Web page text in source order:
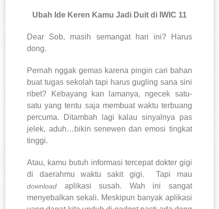
Ubah Ide Keren Kamu Jadi Duit di IWIC 11
Dear Sob, masih semangat hari ini? Harus
dong.
Pernah nggak gemas karena pingin cari bahan
buat tugas sekolah tapi harus gugling sana sini
ribet? Kebayang kan lamanya, ngecek satu-
satu yang tentu saja membuat waktu terbuang
percuma. Ditambah lagi kalau sinyalnya pas
jelek, aduh…bikin senewen dan emosi tingkat
tinggi.
Atau, kamu butuh informasi tercepat dokter gigi
di daerahmu waktu sakit gigi.
Tapi mau
download aplikasi susah. Wah ini sangat
menyebalkan sekali. Meskipun banyak aplikasi